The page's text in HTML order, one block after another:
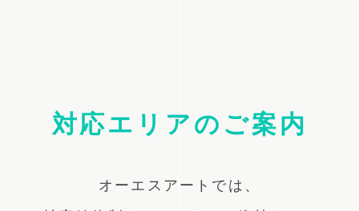
対応エリアのご案内
オーエスアートでは、